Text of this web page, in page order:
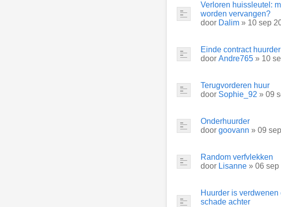
Verloren huissleutel:
worden vervangen?
door Dalim » 10 sep
Einde contract
door Andre765 » 10
Terugvorderen huur
door Sophie_92 » 09
Onderhuurder
door goovann » 09
Random verfvlekken
door Lisanne » 06
Huurder is
schade achter